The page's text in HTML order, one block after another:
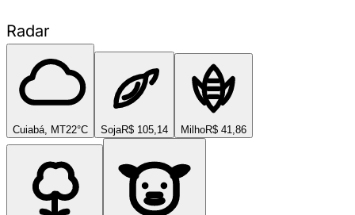
Radar
Cuiabá, MT22°C SojaR$ 105,14 MilhoR$ 41,86